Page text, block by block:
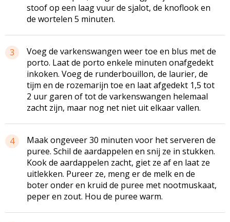
stoof op een laag vuur de sjalot, de knoflook en
de wortelen 5 minuten.
3
Voeg de varkenswangen weer toe en blus met de
porto. Laat de porto enkele minuten onafgedekt
inkoken. Voeg de runderbouillon, de laurier, de
tijm en de rozemarijn toe en laat afgedekt 1,5 tot
2 uur garen of tot de varkenswangen helemaal
zacht zijn, maar nog net niet uit elkaar vallen.
4
Maak ongeveer 30 minuten voor het serveren de
puree. Schil de aardappelen en snij ze in stukken.
Kook de aardappelen zacht, giet ze af en laat ze
uitlekken. Pureer ze, meng er de melk en de
boter onder en kruid de puree met nootmuskaat,
peper en zout. Hou de puree warm.